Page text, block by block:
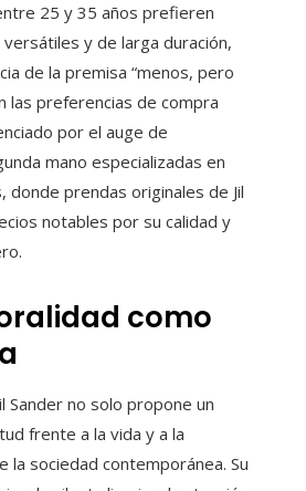
25 y 35 años prefieren
y de larga duración,
de la premisa “menos, pero
las preferencias de compra
por el auge de
mano especializadas en
donde prendas originales de Jil
notables por su calidad y
como
Sander no solo propone un
frente a la vida y a la
la sociedad contemporánea. Su